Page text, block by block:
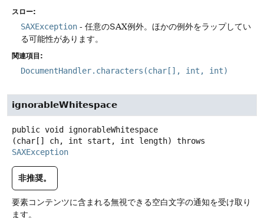
スロー:
SAXException - 任意のSAX例外。ほかの例外をラップしてい
る可能性があります。
関連項目:
DocumentHandler.characters(char[], int, int)
ignorableWhitespace
public void
ignorableWhitespace
(char[] ch, int start, int length)
throws
SAXException
非推奨。
要素コンテンツに含まれる無視できる空白文字の通知を受け取り
ます。